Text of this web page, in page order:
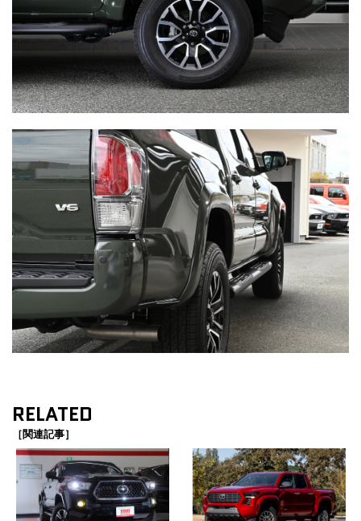
RELATED
［関連記事］